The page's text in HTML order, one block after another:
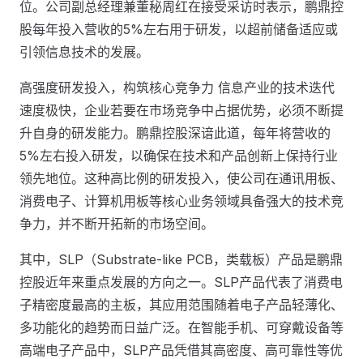
位。公司副总经理兼董秘周红在接受采访时表示，鹏鼎控
股每年投入营收的5%左右用于研发，以超前储备适应或
引领信息技术的发展。
高强度研发投入，构筑核心竞争力 信息产业的技术迭代
速度极快，企业若要在市场竞争中占据优势，必须不断提
升自身的研发能力。鹏鼎控股深谙此道，每年将营收的
5%左右投入研发，以确保在技术和产品创新上保持行业
领先地位。这种高比例的研发投入，使公司在通讯用板、
消费电子、计算机用板等核心业务领域具备强大的技术竞
争力，并不断开拓新的市场空间。
其中，SLP（Substrate-like PCB，类载板）产品是鹏鼎
控股近年来重点发展的方向之一。SLP产品代表了消费电
子精密度最高的主板，其应用范围随着电子产品轻薄化、
多功能化的趋势而日益广泛。在智能手机、可穿戴设备等
高端电子产品中，SLP产品凭借其高密度、高可靠性等优